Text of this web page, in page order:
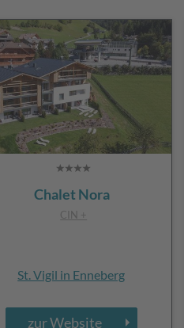
Chalet Nora
CIN +
St. Vigil in Enneberg
zur Website